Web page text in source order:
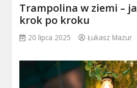
Trampolina w ziemi –
krok po kroku
20 lipca 2025 Łukasz Mazur